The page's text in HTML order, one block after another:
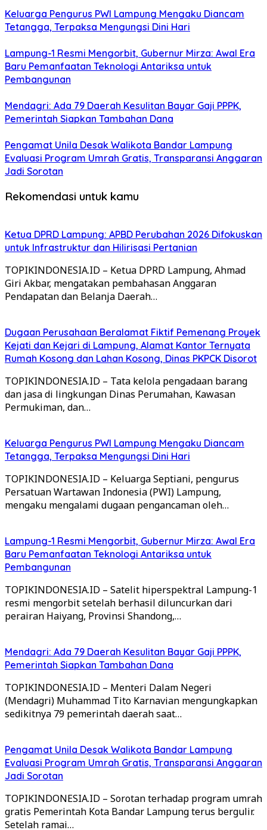
Keluarga Pengurus PWI Lampung Mengaku Diancam
Tetangga, Terpaksa Mengungsi Dini Hari
Lampung-1 Resmi Mengorbit, Gubernur Mirza: Awal Era
Baru Pemanfaatan Teknologi Antariksa untuk
Pembangunan
Mendagri: Ada 79 Daerah Kesulitan Bayar Gaji PPPK,
Pemerintah Siapkan Tambahan Dana
Pengamat Unila Desak Walikota Bandar Lampung
Evaluasi Program Umrah Gratis, Transparansi Anggaran
Jadi Sorotan
Rekomendasi untuk kamu
Ketua DPRD Lampung: APBD Perubahan 2026 Difokuskan
untuk Infrastruktur dan Hilirisasi Pertanian
TOPIKINDONESIA.ID – Ketua DPRD Lampung, Ahmad
Giri Akbar, mengatakan pembahasan Anggaran
Pendapatan dan Belanja Daerah…
Dugaan Perusahaan Beralamat Fiktif Pemenang Proyek
Kejati dan Kejari di Lampung, Alamat Kantor Ternyata
Rumah Kosong dan Lahan Kosong, Dinas PKPCK Disorot
TOPIKINDONESIA.ID – Tata kelola pengadaan barang
dan jasa di lingkungan Dinas Perumahan, Kawasan
Permukiman, dan…
Keluarga Pengurus PWI Lampung Mengaku Diancam
Tetangga, Terpaksa Mengungsi Dini Hari
TOPIKINDONESIA.ID – Keluarga Septiani, pengurus
Persatuan Wartawan Indonesia (PWI) Lampung,
mengaku mengalami dugaan pengancaman oleh…
Lampung-1 Resmi Mengorbit, Gubernur Mirza: Awal Era
Baru Pemanfaatan Teknologi Antariksa untuk
Pembangunan
TOPIKINDONESIA.ID – Satelit hiperspektral Lampung-1
resmi mengorbit setelah berhasil diluncurkan dari
perairan Haiyang, Provinsi Shandong,…
Mendagri: Ada 79 Daerah Kesulitan Bayar Gaji PPPK,
Pemerintah Siapkan Tambahan Dana
TOPIKINDONESIA.ID – Menteri Dalam Negeri
(Mendagri) Muhammad Tito Karnavian mengungkapkan
sedikitnya 79 pemerintah daerah saat…
Pengamat Unila Desak Walikota Bandar Lampung
Evaluasi Program Umrah Gratis, Transparansi Anggaran
Jadi Sorotan
TOPIKINDONESIA.ID – Sorotan terhadap program umrah
gratis Pemerintah Kota Bandar Lampung terus bergulir.
Setelah ramai…